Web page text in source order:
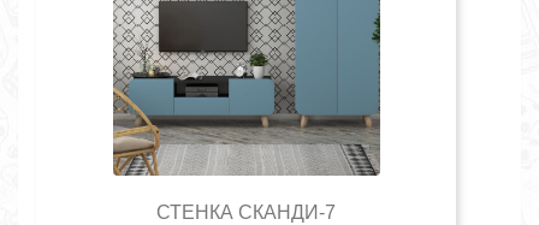
СТЕНКА СКАНДИ-7